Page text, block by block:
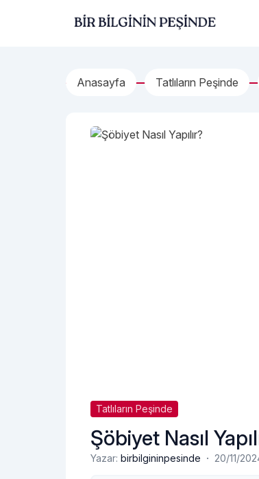
Bir Bilginin Peşinde!
Anasayfa Tatlıların Peşinde
Tatlıların Peşinde
Şöbiyet Nasıl
Yazar: birbilgininpesinde · 20/11/